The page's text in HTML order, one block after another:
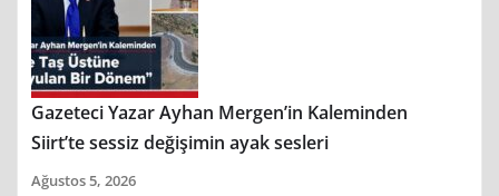
Gazeteci Yazar Ayhan Mergen’in Kaleminden
Siirt’te sessiz değişimin ayak sesleri
Ağustos 5, 2026